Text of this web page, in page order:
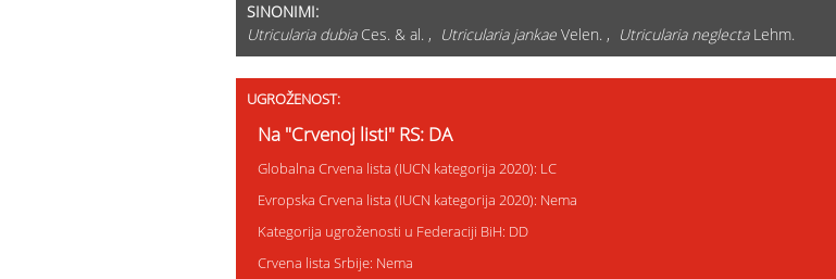
SINONIMI:
Utricularia dubiaCes. & al. , Utricularia jankaeVelen. , Utricularia neglectaLehm.
UGROŽENOST:
Na "Crvenoj listi" RS: DA
Globalna Crvena lista (IUCN kategorija 2020): LC
Evropska Crvena lista (IUCN kategorija 2020): Nema
Kategorija ugroženosti u Federaciji BiH: DD
Crvena lista Srbije: Nema